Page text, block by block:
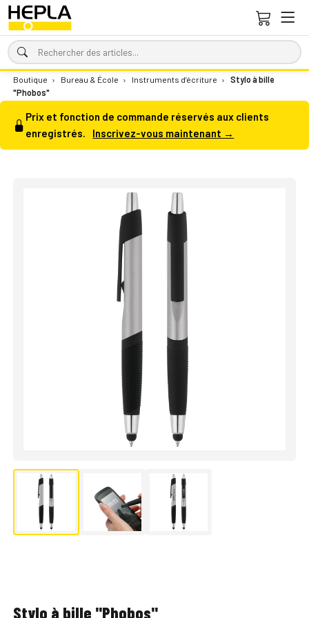
Boutique › Bureau & École › Instruments d’écriture ›
Stylo à bille
"Phobos"
Prix et fonction de commande réservés aux clients
enregistrés.
Inscrivez-vous maintenant →
Stylo à bille "Phobos"